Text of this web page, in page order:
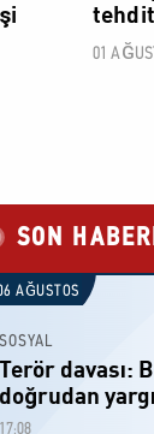
01
SON
AĞUSTOS
SOSYAL
Terör davası:
doğrudan
17:08